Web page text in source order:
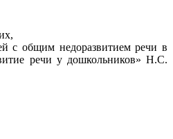
с общим недоразвитием речи в
речи у дошкольников» Н.С.